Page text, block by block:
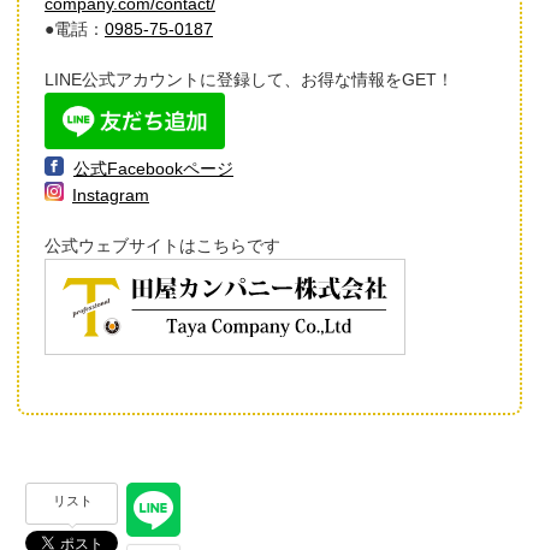
company.com/contact/
●電話： 0985-75-0187
LINE公式アカウントに登録して、お得な情報をGET！
公式Facebookページ
Instagram
公式ウェブサイトはこちらです
リスト